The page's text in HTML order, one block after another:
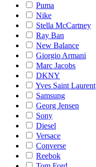
Puma
Nike
Stella McCartney
Ray Ban
New Balance
Giorgio Armani
Marc Jacobs
DKNY
Yves Saint Laurent
Samsung
Georg Jensen
Sony
Diesel
Versace
Converse
Reebok